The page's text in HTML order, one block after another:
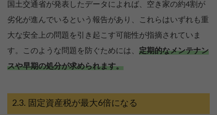
国土交通省が発表したデータによれば、空き家の約4割が
劣化が進んでいるという報告があり、これらはいずれも重
大な安全上の問題を引き起こす可能性が指摘されていま
す。このような問題を防ぐためには、 定期的なメンテナン
スや早期の処分が求められます。
固定資産税が最大6倍になる